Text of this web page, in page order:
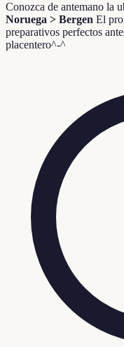
Conozca de antemano la
Noruega > Bergen El
preparativos perfectos
placentero^-^